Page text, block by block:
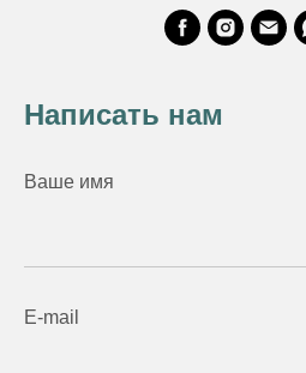
Написать нам
Ваше имя
E-mail